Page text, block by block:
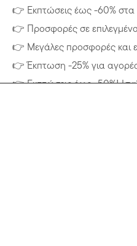
👉 Εκπτώσεις έως -60% στα
👉 Προσφορές σε
👉 Μεγάλες προσφορές και
👉Έκπτωση -25% για
👉Εκπτώσεις έως -50%!